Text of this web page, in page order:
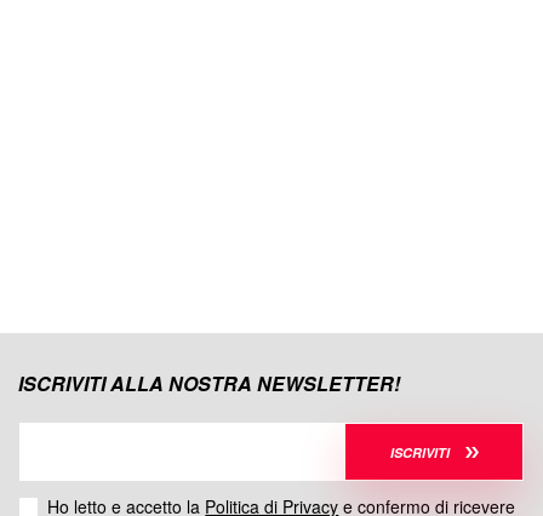
ISCRIVITI ALLA NOSTRA NEWSLETTER!
ISCRIVITI
Ho letto e accetto la Politica di Privacy e confermo di ricevere